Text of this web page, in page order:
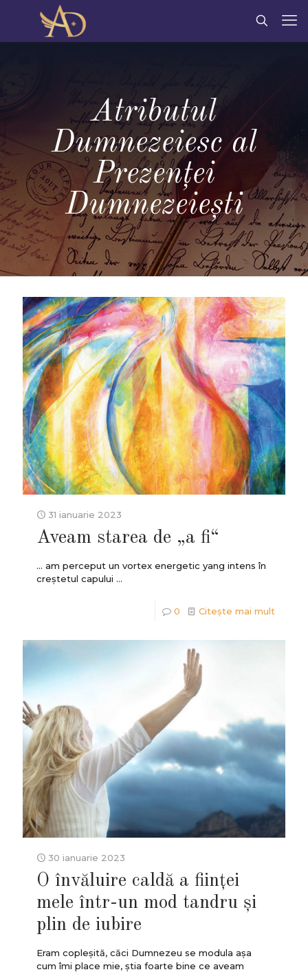
Atributul
Dumnezeiesc al
Prezenţei
Dumnezeieşti
31 ianuarie 2023
Aveam starea de „a fi“
... am perceput un vortex energetic yang intens în
creștetul capului ...
0 Citește mai mult
30 ianuarie 2023
O învăluire caldă a ființei
mele într-un mod tandru și
plin de iubire
Eram copleșită, căci Dumnezeu se modula așa
cum îmi place mie, știa foarte bine ce aveam